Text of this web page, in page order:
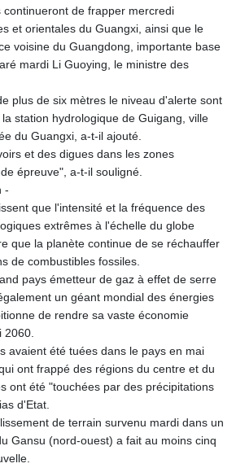
MOP 9.314584
MRU 46.338424
MUR 54.419742
MVR 17.862733
MXN 19.811945
MYR 4.728715
MZN 73.882892
NAD 18.726567
NGN 1577.963717
NOK 10.99759
NPR 175.501819
NZD 1.966719
OMR 0.442445
PAB 1.152686
PEN 3.903651
PGK 5.093937
PKR 320.014324
PLN 4.299905
PYG 6853.914834
QAR 4.213648
RON 5.244583
RSD 117.338542
continueront de frapper mercredi
et orientales du Guangxi, ainsi que le
voisine du Guangdong, importante base
mardi Li Guoying, le ministre des
plus de six mètres le niveau d'alerte sont
station hydrologique de Guigang, ville
du Guangxi, a-t-il ajouté.
et des digues dans les zones
épreuve", a-t-il souligné.
-
que l'intensité et la fréquence des
extrêmes à l'échelle du globe
que la planète continue de se réchauffer
de combustibles fossiles.
pays émetteur de gaz à effet de serre
un géant mondial des énergies
de rendre sa vaste économie
avaient été tuées dans le pays en mai
ont frappé des régions du centre et du
ont été "touchées par des précipitations
d'Etat.
de terrain survenu mardi dans un
Gansu (nord-ouest) a fait au moins cinq